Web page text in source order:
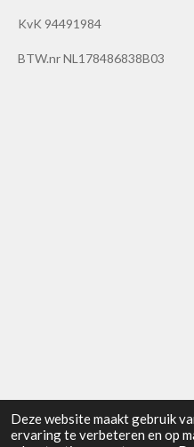
Deze website maakt gebruik
ervaring te verbeteren en op
KvK 94491984
BTW.nr NL178486838B03
© 2024 - 2026 Shop for Hair
Powered byJouwWeb